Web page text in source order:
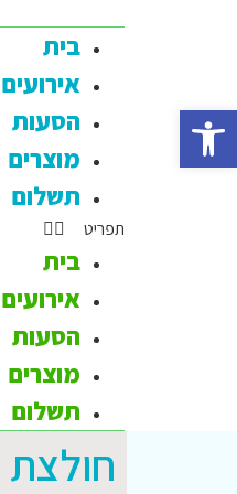
בית
אירועים
הסעות
מוצרים
תשלום
בית
אירועים
הסעות
מוצרים
תשלום
חולצת
פתח סרגל נגישות